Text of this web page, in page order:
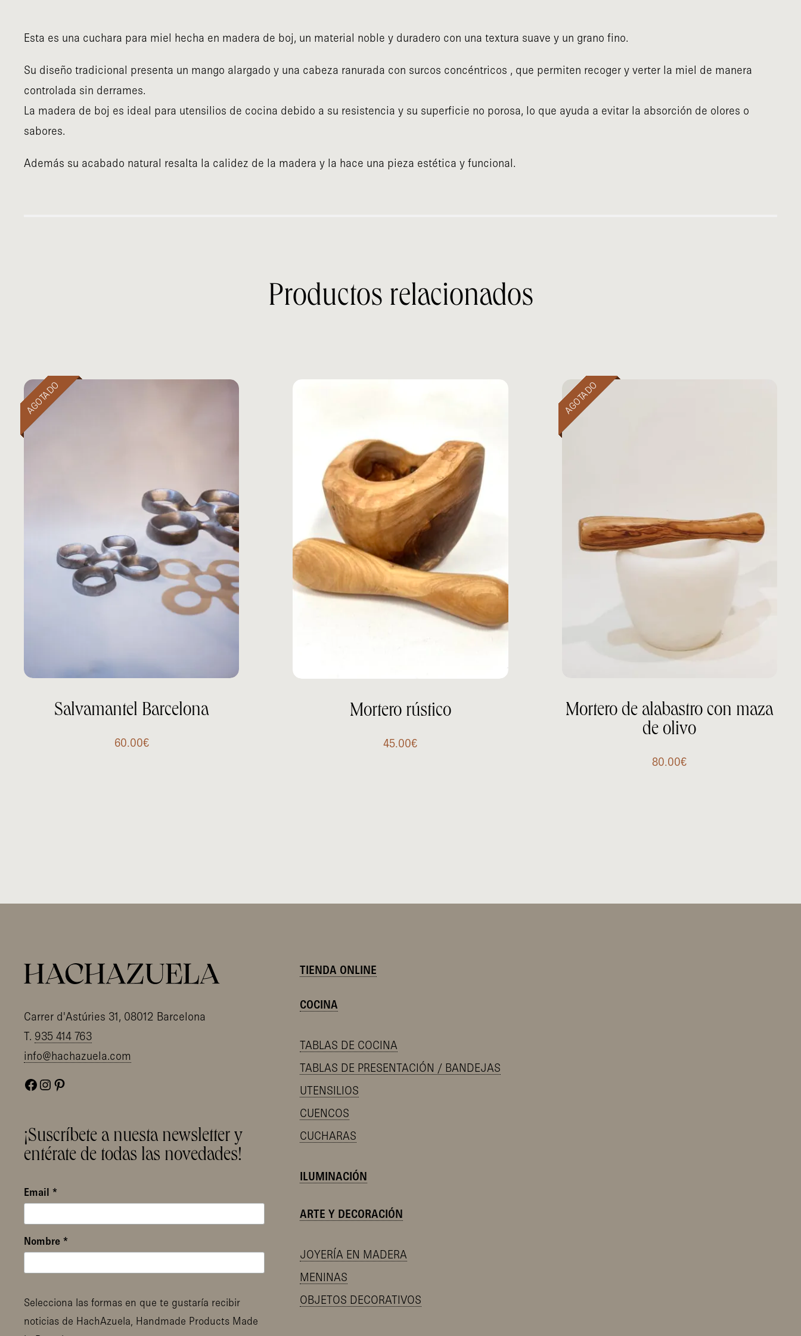
Esta es una cuchara para miel hecha en madera de boj, un material noble y duradero con una textura suave y un grano fino.
Su diseño tradicional presenta un mango alargado y una cabeza ranurada con surcos concéntricos , que permiten recoger y verter la miel de manera
controlada sin derrames.
La madera de boj es ideal para utensilios de cocina debido a su resistencia y su superficie no porosa, lo que ayuda a evitar la absorción de olores o
sabores.
Además su acabado natural resalta la calidez de la madera y la hace una pieza estética y funcional.
Productos relacionados
Salvamantel Barcelona
60.00€
Mortero rústico
45.00€
Mortero de alabastro con maza
de olivo
80.00€
Carrer d'Astúries 31, 08012 Barcelona
T. 935 414 763
info@hachazuela.com
Facebook
Instagram
Pinterest
¡Suscríbete a nuesta newsletter y
entérate de todas las novedades!
Email *
Nombre *
Selecciona las formas en que te gustaría recibir
noticias de HachAzuela, Handmade Products Made
TIENDA ONLINE
COCINA
TABLAS DE COCINA
TABLAS DE PRESENTACIÓN / BANDEJAS
UTENSILIOS
CUENCOS
CUCHARAS
ILUMINACIÓN
ARTE Y DECORACIÓN
JOYERÍA EN MADERA
MENINAS
OBJETOS DECORATIVOS